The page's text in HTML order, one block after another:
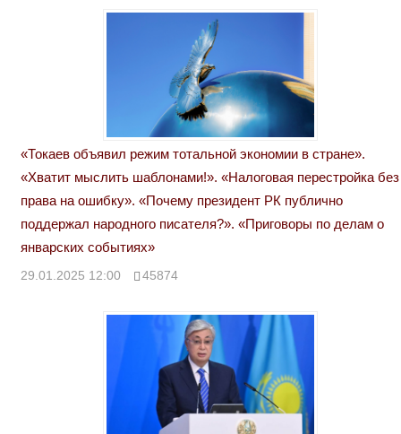
«Токаев объявил режим тотальной экономии в стране».
«Хватит мыслить шаблонами!». «Налоговая перестройка без
права на ошибку». «Почему президент РК публично
поддержал народного писателя?». «Приговоры по делам о
январских событиях»
29.01.2025 12:00 45874